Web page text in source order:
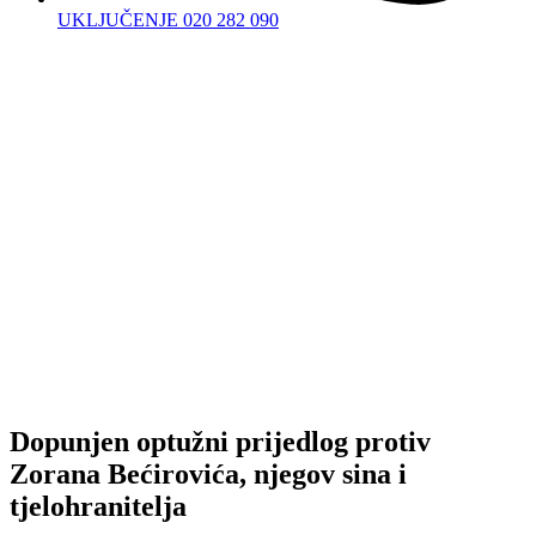
UKLJUČENJE 020 282 090
Dopunjen optužni prijedlog protiv
Zorana Bećirovića, njegov sina i
tjelohranitelja